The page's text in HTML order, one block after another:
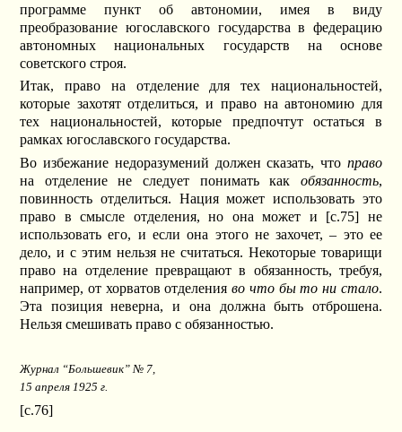
программе пункт об автономии, имея в виду
преобразование югославского государства в федерацию
автономных национальных государств на основе
советского строя.
Итак, право на отделение для тех национальностей,
которые захотят отделиться, и право на автономию для
тех национальностей, которые предпочтут остаться в
рамках югославского государства.
Во избежание недоразумений должен сказать, что право
на отделение не следует понимать как обязанность,
повинность отделиться. Нация может использовать это
право в смысле отделения, но она может и [c.75] не
использовать его, и если она этого не захочет, – это ее
дело, и с этим нельзя не считаться. Некоторые товарищи
право на отделение превращают в обязанность, требуя,
например, от хорватов отделенияво что бы то ни стало.
Эта позиция неверна, и она должна быть отброшена.
Нельзя смешивать право с обязанностью.
Журнал “Большевик” № 7,
15 апреля 1925 г.
[c.76]